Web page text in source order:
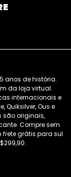
anos de história.
da loja virtual.
internacionais e
Quiksilver, Ous e
são originais,
Compre sem
grátis para sul